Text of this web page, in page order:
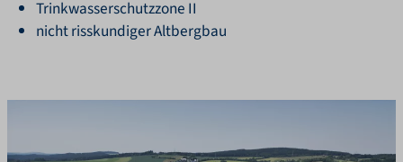
Trinkwasserschutzzone II
nicht risskundiger Altbergbau